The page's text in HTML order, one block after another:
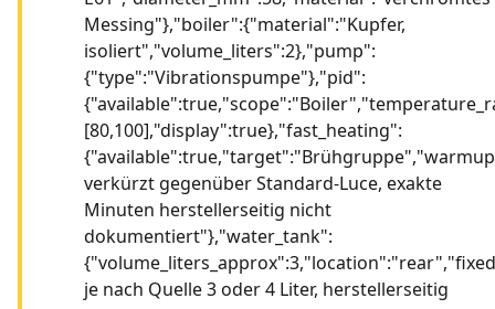
Messing"},"boiler":{"material":"Kupfer,
isoliert","volume_liters":2},"pump":
{"type":"Vibrationspumpe"},"pid":
[80,100],"display":true},"fast_heating":
verkürzt gegenüber Standard-Luce, exakte
Minuten herstellerseitig nicht
dokumentiert"},"water_tank":
je nach Quelle 3 oder 4 Liter, herstellerseitig